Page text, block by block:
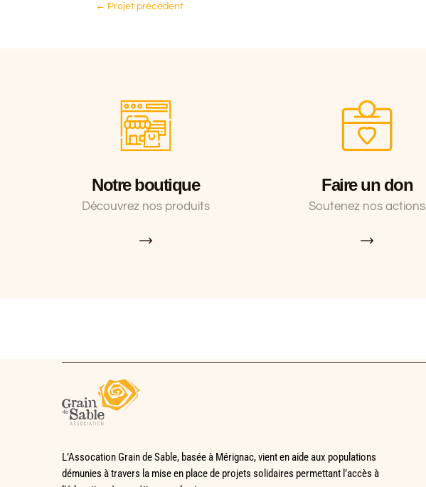
← Projet précédent
Notre boutique
Découvrez nos produits
Faire un don
Soutenez nos actions
L’Assocation Grain de Sable, basée à Mérignac, vient en aide aux populations
démunies à travers la mise en place de projets solidaires permettant l’accès à